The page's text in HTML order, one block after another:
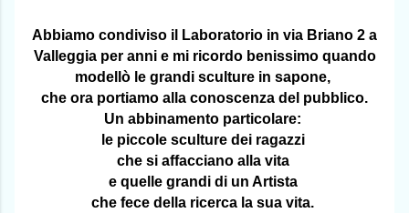
Abbiamo condiviso il Laboratorio in via Briano 2 a
Valleggia per anni e mi ricordo benissimo quando
modellò le grandi sculture in sapone,
che ora portiamo alla conoscenza del pubblico.
Un abbinamento particolare:
le piccole sculture dei ragazzi
che si affacciano alla vita
e quelle grandi di un Artista
che fece della ricerca la sua vita.